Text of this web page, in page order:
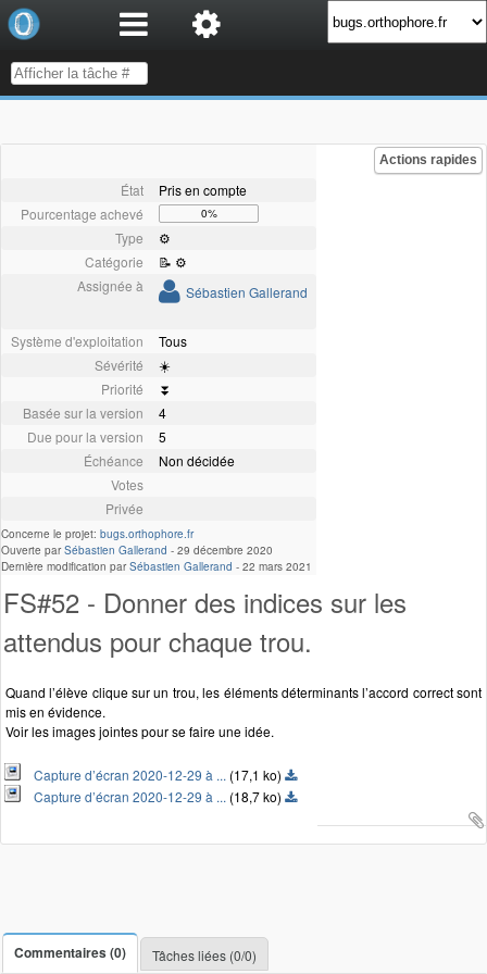
Actions rapides
État
Pris en compte
Pourcentage achevé
0%
Type
⚙️
Catégorie
📝 ⚙️
Assignée à
Sébastien Gallerand
Système d'exploitation
Tous
Sévérité
☀️
Priorité
⏬
Basée sur la version
4
Due pour la version
5
Échéance
Non décidée
Votes
Privée
Concerne le projet: bugs.orthophore.fr
Ouverte parSébastien Gallerand - 29 décembre 2020
Dernière modification parSébastien Gallerand - 22 mars 2021
FS#52 - Donner des indices sur les
attendus pour chaque trou.
Quand l’élève clique sur un trou, les éléments déterminants l’accord correct sont
mis en évidence.
Voir les images jointes pour se faire une idée.
Capture d’écran 2020-12-29 à ... (17,1 ko)
Capture d’écran 2020-12-29 à ... (18,7 ko)
Commentaires (0) Tâches liées (0/0)